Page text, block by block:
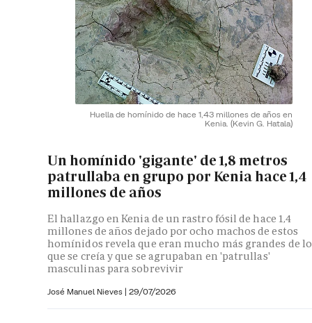
Huella de homínido de hace 1,43 millones de años en
Kenia. (Kevin G. Hatala)
Un homínido 'gigante' de 1,8 metros
patrullaba en grupo por Kenia hace 1,4
millones de años
El hallazgo en Kenia de un rastro fósil de hace 1,4
millones de años dejado por ocho machos de estos
homínidos revela que eran mucho más grandes de lo
que se creía y que se agrupaban en 'patrullas'
masculinas para sobrevivir
José Manuel Nieves | 29/07/2026